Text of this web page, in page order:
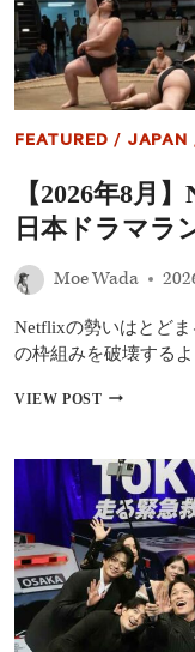
FEATURED / JAPAN
【2026年8月
日本ドラマラ
Moe Wada
Netflixの勢いはとど
の枠組みを破壊する
VIEW POST【2026
月】
NETFLIX(ネ
ト
フ
リ)
お
す
す